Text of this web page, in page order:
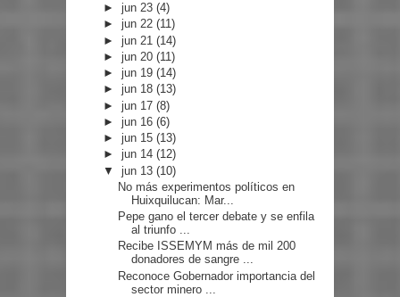
►jun 23(4)
►jun 22(11)
►jun 21(14)
►jun 20(11)
►jun 19(14)
►jun 18(13)
►jun 17(8)
►jun 16(6)
►jun 15(13)
►jun 14(12)
▼jun 13(10)
No más experimentos políticos en
Huixquilucan: Mar...
Pepe gano el tercer debate y se enfila
al triunfo ...
Recibe ISSEMYM más de mil 200
donadores de sangre ...
Reconoce Gobernador importancia del
sector minero ...